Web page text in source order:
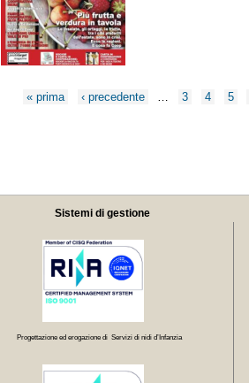
Pagine
« prima ‹ precedente … 3 4 5
Sistemi di gestione
Progettazione ed erogazione di Servizi di nidi d’Infanzia